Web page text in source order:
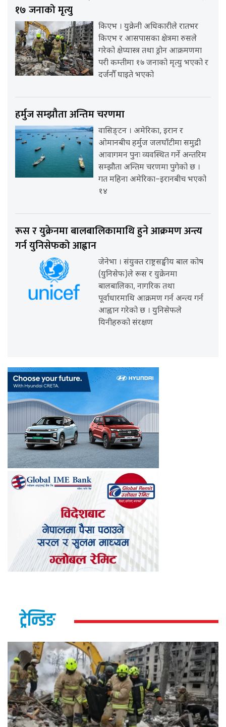
१७ जनाको मृत्यु
किएभ । युक्रेनी अधिकारीले रातभर
किएभ र आसपासका क्षेत्रमा रुसले
गरेको क्षेप्यास्त्र तथा ड्रोन आक्रमणमा
परी कम्तीमा १७ जनाको मृत्यु भएको र
दर्जनौँ घाइते भएको
हर्मुज सम्झौता अन्तिम चरणमा
वासिङ्टन । अमेरिका, इरान र
ओमानबीच हर्मुज जलघाँटीमा समुद्री
आवागमन पुनः व्यवस्थित गर्ने अन्तरिम
सम्झौता अन्तिम चरणमा पुगेको छ ।
गत महिना अमेरिका–इरानबीच भएको
१४
रूस र युक्रेनमा बालबालिकामाथि हुने आक्रमण अन्त्य
गर्न युनिसेफको आह्वान
जेनेभा । संयुक्त राष्ट्रसङ्घीय बाल कोष
(युनिसेफ)ले रूस र युक्रेनमा
बालबालिका, नागरिक तथा
पूर्वाधारमाथि आक्रमण गर्न अन्त्य गर्न
आह्वान गरेको छ । युनिसेफले
यिनीहरुको संरक्षण
ट्रेन्डिङ